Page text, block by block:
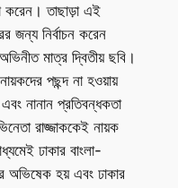
করেন। তাছাড়া এই
জন্য নির্বাচন করেন
মাত্র দ্বিতীয় ছবি।
পছন্দ না হওয়ায়
নানান প্রতিবন্ধকতা
রাজ্জাককেই নায়ক
ঢাকার বাংলা-
অভিষেক হয় এবং ঢাকার